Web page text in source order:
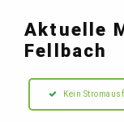
Aktuelle
Fellbach
Kein